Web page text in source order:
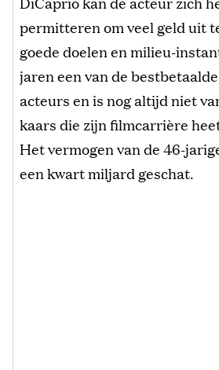
permitteren om veel geld uit
goede doelen en milieu-
jaren een van de
acteurs en is nog altijd niet
kaars die zijn filmcarrière
Het vermogen van de 46-
een kwart miljard geschat.